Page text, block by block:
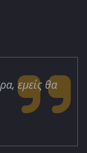
εμείς θα